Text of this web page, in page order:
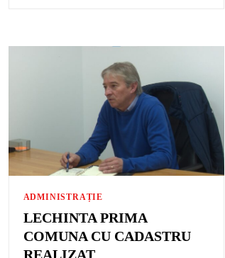
ADMINISTRAȚIE
LECHINTA PRIMA
COMUNA CU CADASTRU
REALIZAT